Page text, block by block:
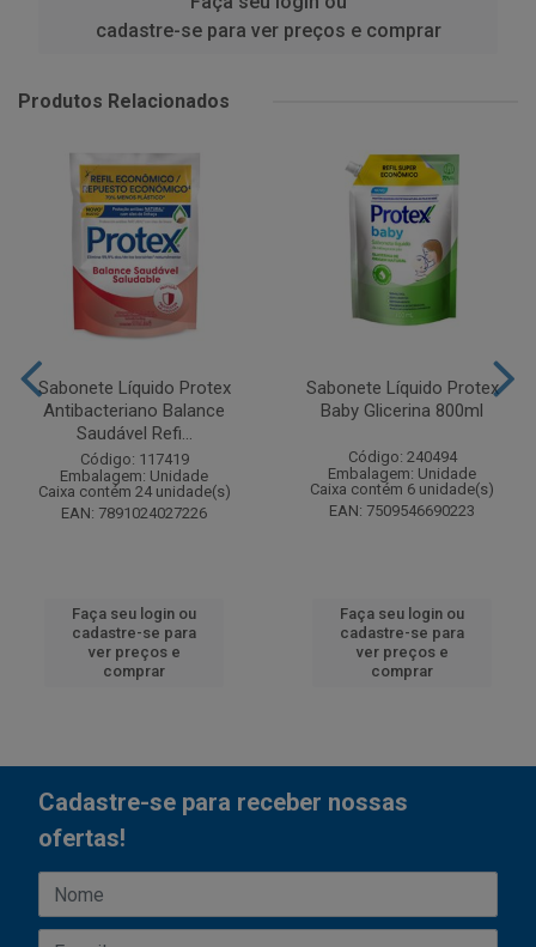
cadastre-se para ver preços e comprar
Produtos Relacionados
Sabonete Líquido Protex
Antibacteriano Balance
Saudável Refi...
Código: 117419
Embalagem: Unidade
Caixa contém 24 unidade(s)
EAN: 7891024027226
Faça seu login ou
cadastre-se para
ver preços e
comprar
Sabonete Líquido Protex
Baby Glicerina 800ml
Código: 240494
Embalagem: Unidade
Caixa contém 6 unidade(s)
EAN: 7509546690223
Faça seu login ou
cadastre-se para
ver preços e
comprar
Cadastre-se para receber nossas
ofertas!